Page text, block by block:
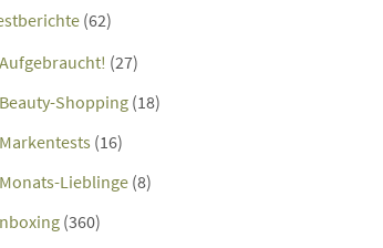
(62)
Aufgebraucht! (27)
Beauty-Shopping (18)
Markentests (16)
Monats-Lieblinge (8)
(360)